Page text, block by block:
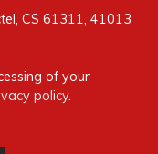
CS 61311, 41013
of your
policy.